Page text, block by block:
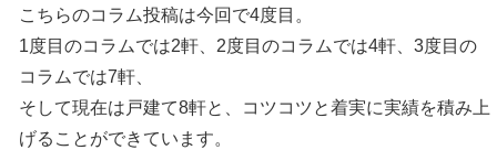
こちらのコラム投稿は今回で4度目。
1度目のコラムでは2軒、2度目のコラムでは4軒、3度目の
コラムでは7軒、
そして現在は戸建て8軒と、コツコツと着実に実績を積み上
げることができています。